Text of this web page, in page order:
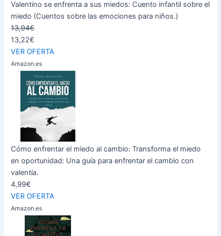
Valentino se enfrenta a sus miedos: Cuento infantil sobre el
miedo (Cuentos sobre las emociones para niños.)
13,94€
13,22€
VER OFERTA
Amazon.es
Cómo enfrentar el miedo al cambio: Transforma el miedo
en oportunidad: Una guía para enfrentar el cambio con
valentía.
4,99€
VER OFERTA
Amazon.es